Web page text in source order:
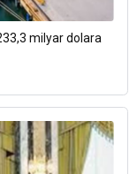
milyar dolara